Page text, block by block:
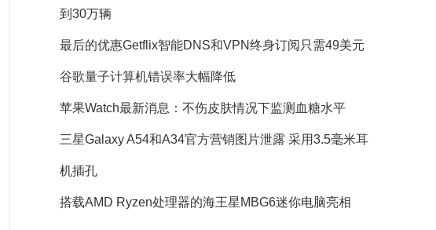
到30万辆
最后的优惠Getflix智能DNS和VPN终身订阅只需49美元
谷歌量子计算机错误率大幅降低
苹果Watch最新消息：不伤皮肤情况下监测血糖水平
三星Galaxy A54和A34官方营销图片泄露 采用3.5毫米耳
机插孔
搭载AMD Ryzen处理器的海王星MBG6迷你电脑亮相